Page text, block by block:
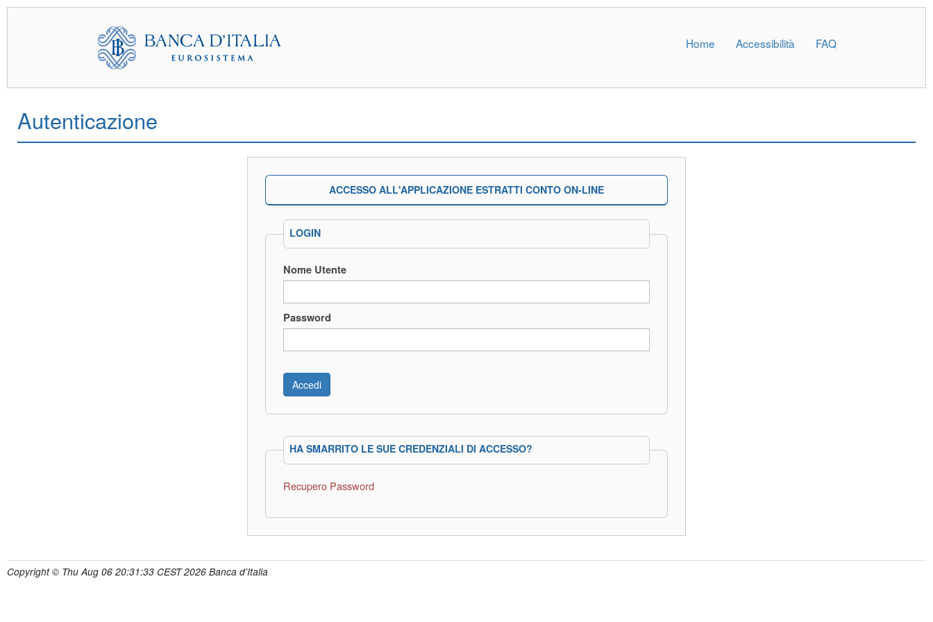
Home Accessibilità FAQ
Autenticazione
ACCESSO ALL'APPLICAZIONE ESTRATTI CONTO ON-LINE
LOGIN
Nome Utente
Password
HA SMARRITO LE SUE CREDENZIALI DI ACCESSO?
Recupero Password
Copyright © Thu Aug 06 20:31:33 CEST 2026 Banca d'Italia